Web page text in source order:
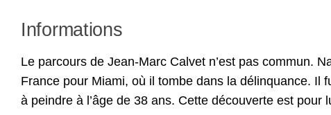
Informations
Le parcours de Jean-Marc Calvet n’est pas commun.
France pour Miami, où il tombe dans la délinquance. Il
à peindre à l’âge de 38 ans. Cette découverte est